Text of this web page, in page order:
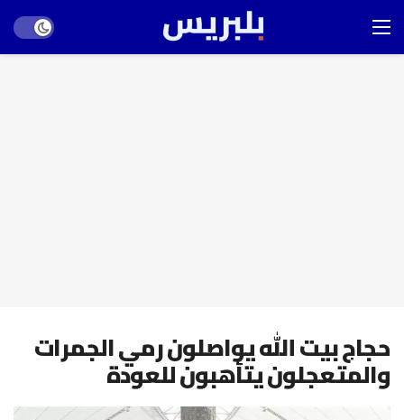
mode
حجاج بيت الله يواصلون رمي الجمرات
والمتعجلون يتأهبون للعودة